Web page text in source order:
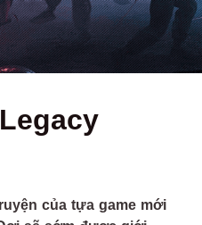
của tựa game mới